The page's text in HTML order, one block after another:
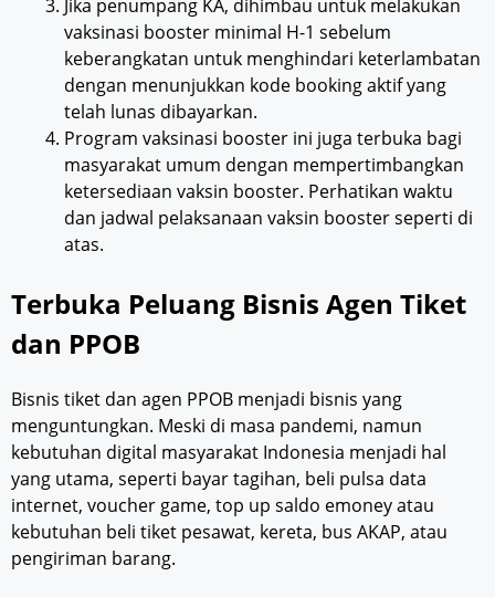
Jika penumpang KA, dihimbau untuk melakukan
vaksinasi booster minimal H-1 sebelum
keberangkatan untuk menghindari keterlambatan
dengan menunjukkan kode booking aktif yang
telah lunas dibayarkan.
Program vaksinasi booster ini juga terbuka bagi
masyarakat umum dengan mempertimbangkan
ketersediaan vaksin booster. Perhatikan waktu
dan jadwal pelaksanaan vaksin booster seperti di
atas.
Terbuka Peluang Bisnis Agen Tiket
dan PPOB
Bisnis tiket dan agen PPOB menjadi bisnis yang
menguntungkan. Meski di masa pandemi, namun
kebutuhan digital masyarakat Indonesia menjadi hal
yang utama, seperti bayar tagihan, beli pulsa data
internet, voucher game, top up saldo emoney atau
kebutuhan beli tiket pesawat, kereta, bus AKAP, atau
pengiriman barang.